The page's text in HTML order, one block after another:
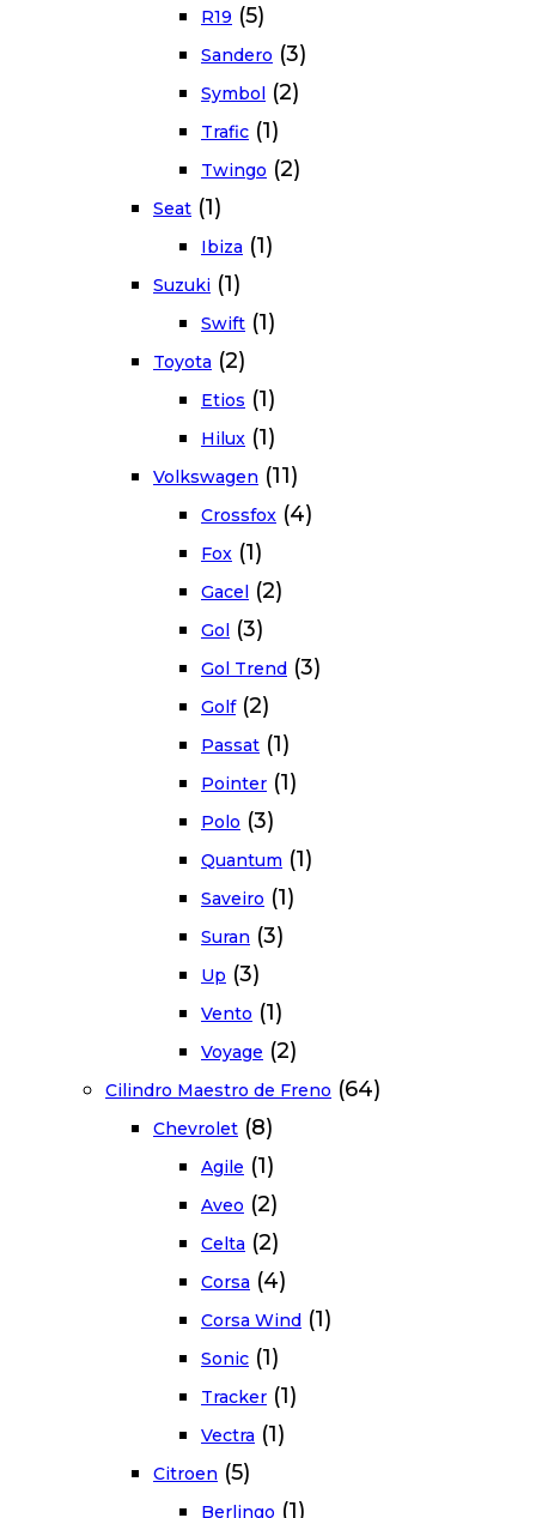
R19 (5)
Sandero (3)
Symbol (2)
Trafic (1)
Twingo (2)
Seat (1)
Ibiza (1)
Suzuki (1)
Swift (1)
Toyota (2)
Etios (1)
Hilux (1)
Volkswagen (11)
Crossfox (4)
Fox (1)
Gacel (2)
Gol (3)
Gol Trend (3)
Golf (2)
Passat (1)
Pointer (1)
Polo (3)
Quantum (1)
Saveiro (1)
Suran (3)
Up (3)
Vento (1)
Voyage (2)
Cilindro Maestro de Freno (64)
Chevrolet (8)
Agile (1)
Aveo (2)
Celta (2)
Corsa (4)
Corsa Wind (1)
Sonic (1)
Tracker (1)
Vectra (1)
Citroen (5)
Berlingo (1)